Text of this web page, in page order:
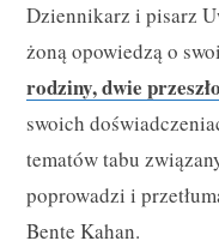
Dziennikarz i pisarz
żoną opowiedzą o
rodziny, dwie
swoich
tematów tabu
poprowadzi i
Bente Kahan.